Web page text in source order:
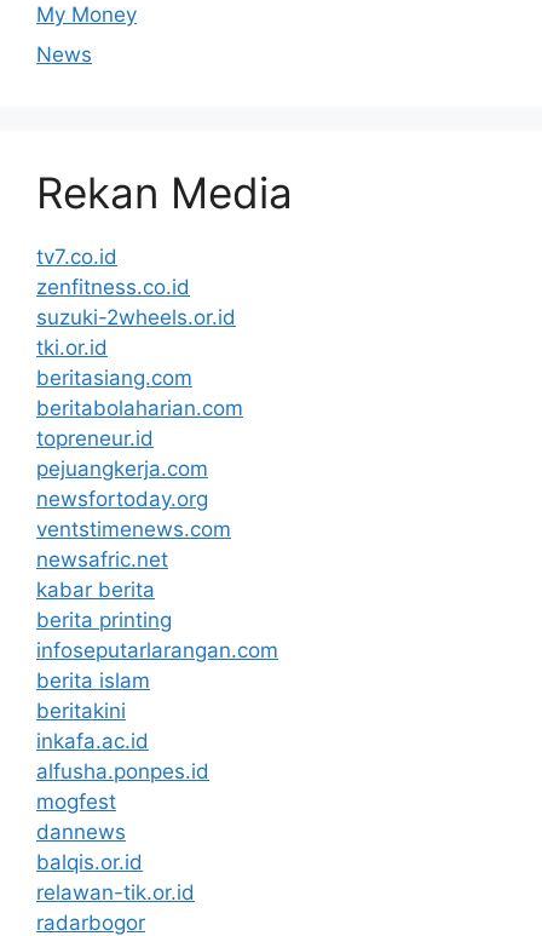
My Money
News
Rekan Media
tv7.co.id
zenfitness.co.id
suzuki-2wheels.or.id
tki.or.id
beritasiang.com
beritabolaharian.com
topreneur.id
pejuangkerja.com
newsfortoday.org
ventstimenews.com
newsafric.net
kabar berita
berita printing
infoseputarlarangan.com
berita islam
beritakini
inkafa.ac.id
alfusha.ponpes.id
mogfest
dannews
balqis.or.id
relawan-tik.or.id
radarbogor